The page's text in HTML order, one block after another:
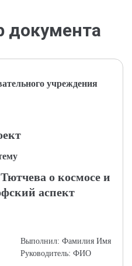
документа
учреждения
о космосе и
аспект
Выполнил: Фамилия Имя
Руководитель: ФИО